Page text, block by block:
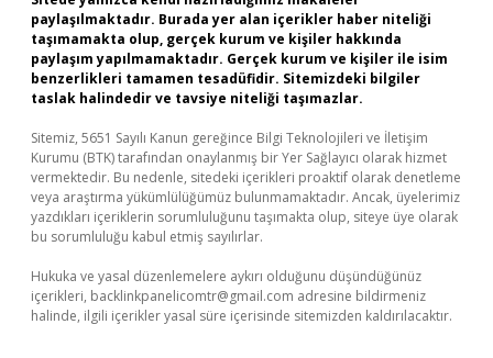
paylaşılmaktadır. Burada yer alan içerikler haber niteliği
taşımamakta olup, gerçek kurum ve kişiler hakkında
paylaşım yapılmamaktadır. Gerçek kurum ve kişiler ile isim
benzerlikleri tamamen tesadüfidir. Sitemizdeki bilgiler
taslak halindedir ve tavsiye niteliği taşımazlar.
Sitemiz, 5651 Sayılı Kanun gereğince Bilgi Teknolojileri ve İletişim
Kurumu (BTK) tarafından onaylanmış bir Yer Sağlayıcı olarak hizmet
vermektedir. Bu nedenle, sitedeki içerikleri proaktif olarak denetleme
veya araştırma yükümlülüğümüz bulunmamaktadır. Ancak, üyelerimiz
yazdıkları içeriklerin sorumluluğunu taşımakta olup, siteye üye olarak
bu sorumluluğu kabul etmiş sayılırlar.
Hukuka ve yasal düzenlemelere aykırı olduğunu düşündüğünüz
içerikleri, backlinkpanelicomtr@gmail.com adresine bildirmeniz
halinde, ilgili içerikler yasal süre içerisinde sitemizden kaldırılacaktır.